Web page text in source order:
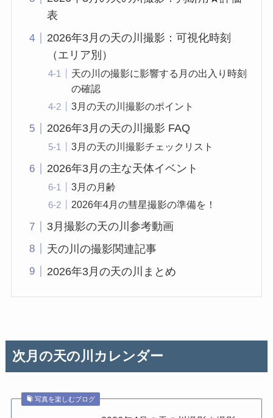
表
2026年3月の天の川撮影：可視化時刻
（エリア別）
天の川の撮影に影響する月の出入り時刻
の確認
3月の天の川撮影のポイント
2026年3月の天の川撮影 FAQ
3月の天の川撮影チェックリスト
2026年3月の主な天体イベント
3月の月齢
2026年4月の彗星撮影の準備を！
3月撮影の天の川参考動画
天の川の撮影関連記事
2026年3月の天の川まとめ
次月の天の川カレンダー
写真を楽しむブログ